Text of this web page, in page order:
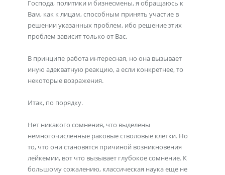
Господа, политики и бизнесмены, я обращаюсь к
Вам, как к лицам, способным принять участие в
решении указанных проблем, ибо решение этих
проблем зависит только от Вас.
В принципе работа интересная, но она вызывает
иную адекватную реакцию, а если конкретнее, то
некоторые возражения.
Итак, по порядку.
Нет никакого сомнения, что выделены
немногочисленные раковые стволовые клетки. Но
то, что они становятся причиной возникновения
лейкемии, вот что вызывает глубокое сомнение. К
большому сожалению, классическая наука еще не